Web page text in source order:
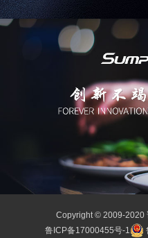
Copyright © 2009-2020
鲁ICP备17000455号-1